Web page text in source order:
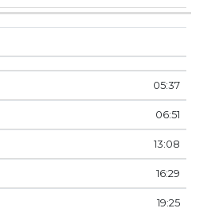
05:37
06:51
13:08
16:29
19:25